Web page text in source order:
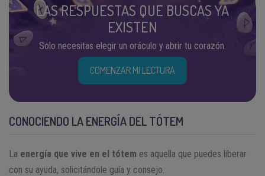
LAS RESPUESTAS QUE BUSCAS YA
EXISTEN
Solo necesitas elegir un oráculo y abrir tu corazón.
COMENZAR MI LECTURA
CONOCIENDO LA ENERGÍA DEL TÓTEM
La energía que vive en el tótem es aquella que puedes liberar
con su ayuda, solicitándole guía y consejo.